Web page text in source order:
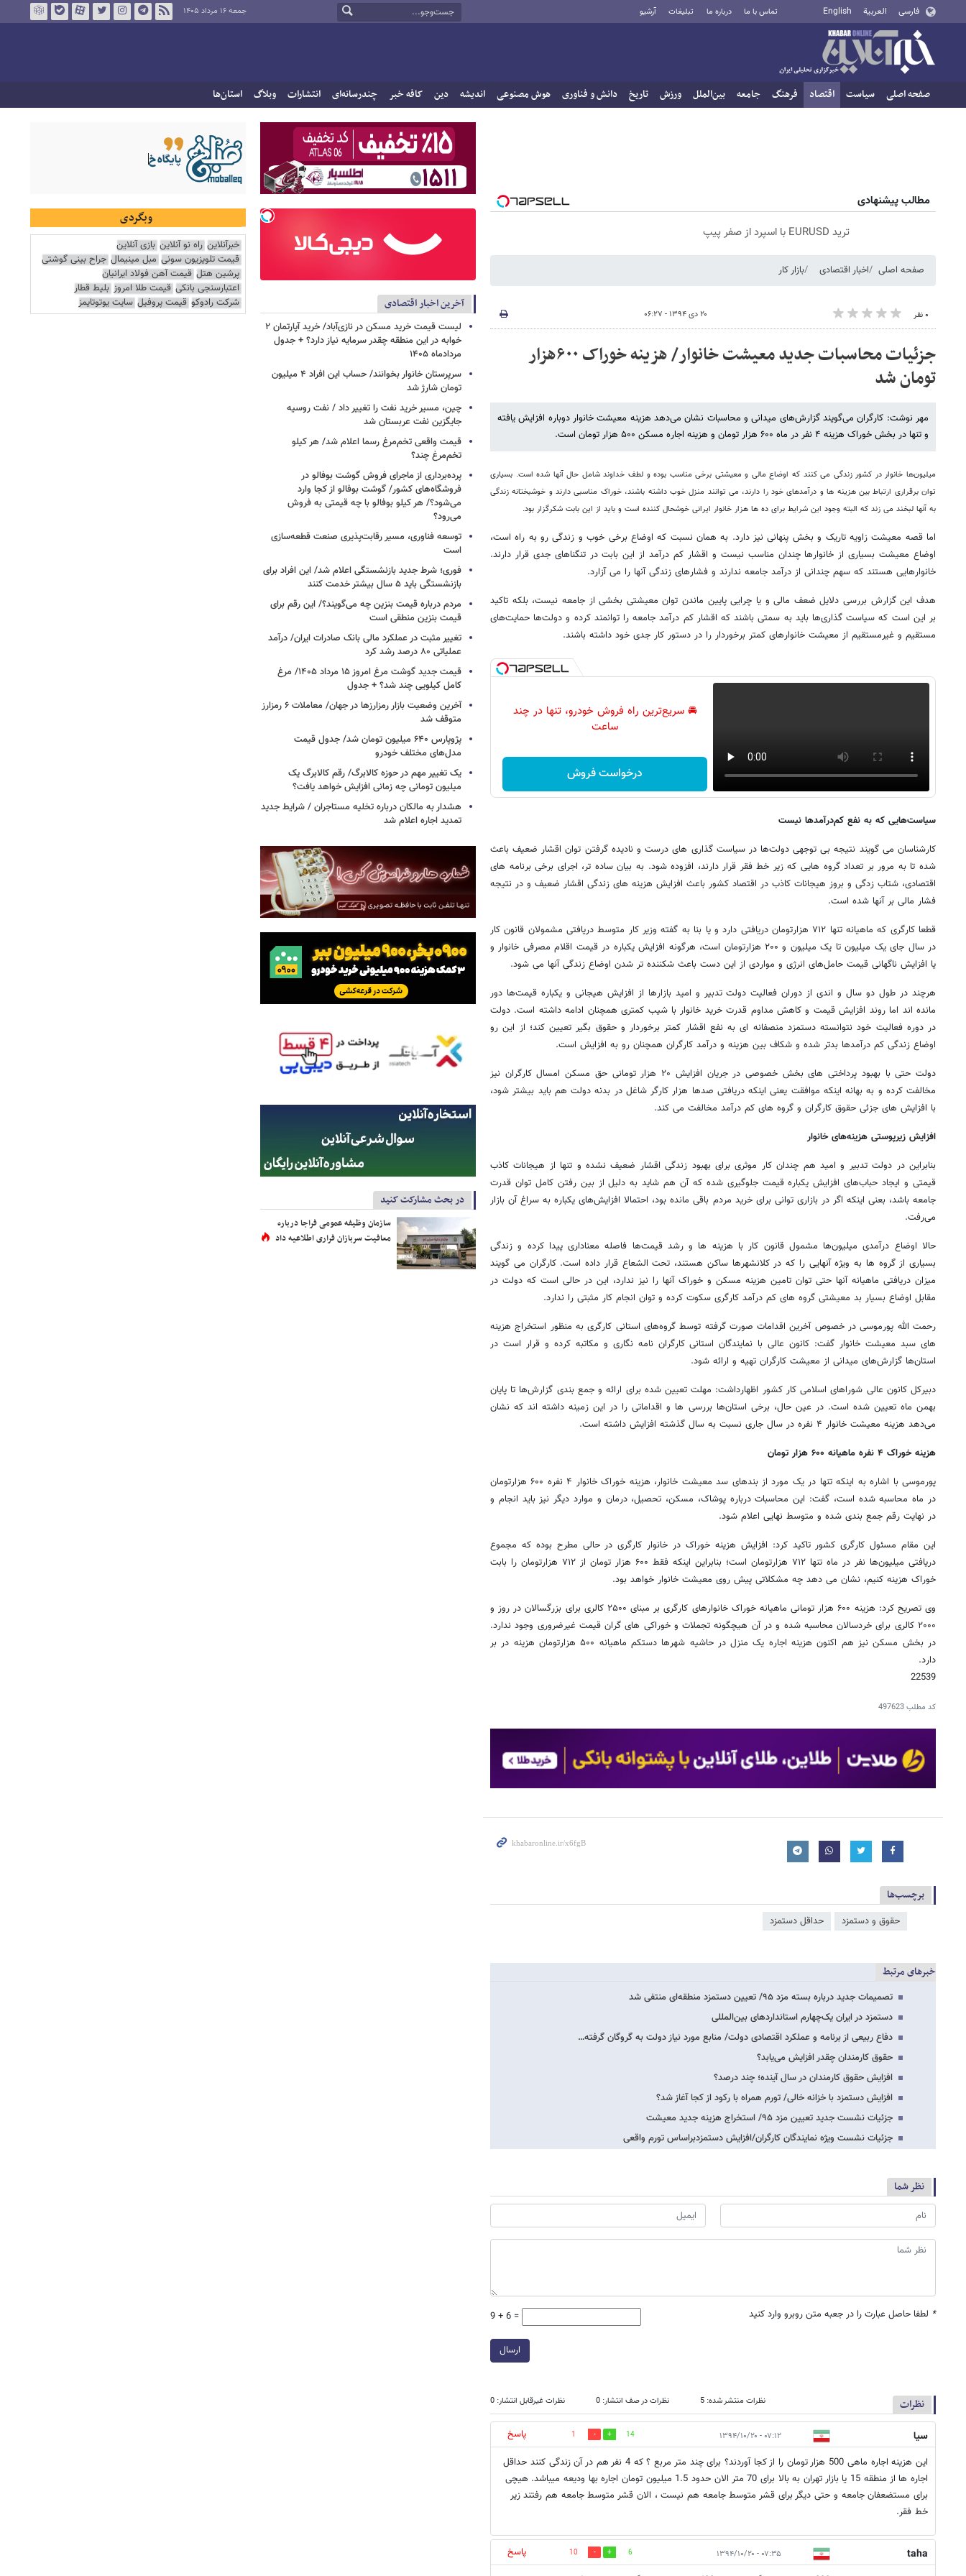
فارسی العربية English تماس با ما درباره ما تبلیغات آرشیو جمعه ۱۶ مرداد ۱۴۰۵
صفحه اصلی سیاست اقتصاد فرهنگ جامعه بین‌الملل ورزش تاریخ دانش و فناوری هوش مصنوعی اندیشه دین کافه خبر چندرسانه‌ای انتشارات وبلاگ استان‌ها
مطالب پیشنهادی
ترید EURUSD با اسپرد از صفر پیپ
صفحه اصلی اخبار اقتصادی بازار کار
۰ نفر ۲۰ دی ۱۳۹۴ - ۰۶:۲۷
جزئیات محاسبات جدید معیشت خانوار/ هزینه خوراک ۶۰۰هزار
تومان شد
مهر نوشت: کارگران می‌گویند گزارش‌های میدانی و محاسبات نشان می‌دهد هزینه معیشت خانوار دوباره افزایش یافته
و تنها در بخش خوراک هزینه ۴ نفر در ماه ۶۰۰ هزار تومان و هزینه اجاره مسکن ۵۰۰ هزار تومان است.
میلیون‌ها خانوار در کشور زندگی می کنند که اوضاع مالی و معیشتی برخی مناسب بوده و لطف خداوند شامل حال آنها شده است. بسیاری
توان برقراری ارتباط بین هزینه ها و درآمدهای خود را دارند، می توانند منزل خوب داشته باشند، خوراک مناسبی دارند و خوشبختانه زندگی
به آنها لبخند می زند که البته وجود این شرایط برای ده ها هزار خانوار ایرانی خوشحال کننده است و باید از این بابت شکرگزار بود.
اما قصه معیشت زاویه تاریک و بخش پنهانی نیز دارد. به همان نسبت که اوضاع برخی خوب و زندگی رو به راه است،
اوضاع معیشت بسیاری از خانوارها چندان مناسب نیست و اقشار کم درآمد از این بابت در تنگناهای جدی قرار دارند.
خانوارهایی هستند که سهم چندانی از درآمد جامعه ندارند و فشارهای زندگی آنها را می آزارد.
هدف این گزارش بررسی دلایل ضعف مالی و یا چرایی پایین ماندن توان معیشتی بخشی از جامعه نیست، بلکه تاکید
بر این است که سیاست گذاری‌ها باید به سمتی باشند که اقشار کم درآمد جامعه را توانمند کرده و دولت‌ها حمایت‌های
مستقیم و غیرمستقیم از معیشت خانوارهای کمتر برخوردار را در دستور کار جدی خود داشته باشند.
🚘 سریع‌ترین راه فروش خودرو، تنها در چند
ساعت
درخواست فروش
سیاست‌هایی که به نفع کم‌درآمدها نیست
کارشناسان می گویند نتیجه بی توجهی دولت‌ها در سیاست گذاری های درست و نادیده گرفتن توان اقشار ضعیف باعث
شده تا به مرور بر تعداد گروه هایی که زیر خط فقر قرار دارند، افزوده شود. به بیان ساده تر، اجرای برخی برنامه های
اقتصادی، شتاب زدگی و بروز هیجانات کاذب در اقتصاد کشور باعث افزایش هزینه های زندگی اقشار ضعیف و در نتیجه
فشار مالی بر آنها شده است.
قطعا کارگری که ماهیانه تنها ۷۱۲ هزارتومان دریافتی دارد و یا بنا به گفته وزیر کار متوسط دریافتی مشمولان قانون کار
در سال جای یک میلیون تا یک میلیون و ۲۰۰ هزارتومان است، هرگونه افزایش یکباره در قیمت اقلام مصرفی خانوار و
یا افزایش ناگهانی قیمت حامل‌های انرژی و مواردی از این دست باعث شکننده تر شدن اوضاع زندگی آنها می شود.
هرچند در طول دو سال و اندی از دوران فعالیت دولت تدبیر و امید بازارها از افزایش هیجانی و یکباره قیمت‌ها دور
مانده اند اما روند افزایش قیمت و کاهش مداوم قدرت خرید خانوار با شیب کمتری همچنان ادامه داشته است. دولت
در دوره فعالیت خود نتوانسته دستمزد منصفانه ای به نفع اقشار کمتر برخوردار و حقوق بگیر تعیین کند؛ از این رو
اوضاع زندگی کم درآمدها بدتر شده و شکاف بین هزینه و درآمد کارگران همچنان رو به افزایش است.
دولت حتی با بهبود پرداختی های بخش خصوصی در جریان افزایش ۲۰ هزار تومانی حق مسکن امسال کارگران نیز
مخالفت کرده و به بهانه اینکه موافقت یعنی اینکه دریافتی صدها هزار کارگر شاغل در بدنه دولت هم باید بیشتر شود،
با افزایش های جزئی حقوق کارگران و گروه های کم درآمد مخالفت می کند.
افزایش زیرپوستی هزینه‌های خانوار
بنابراین در دولت تدبیر و امید هم چندان کار موثری برای بهبود زندگی اقشار ضعیف نشده و تنها از هیجانات کاذب
قیمتی و ایجاد حباب‌های افزایش یکباره قیمت جلوگیری شده که آن هم شاید به دلیل از بین رفتن کامل توان قدرت
جامعه باشد، بعنی اینکه اگر در بازاری توانی برای خرید مردم باقی مانده بود، احتمالا افزایش‌های یکباره به سراغ آن بازار
می‌رفت.
حالا اوضاع درآمدی میلیون‌ها مشمول قانون کار با هزینه ها و رشد قیمت‌ها فاصله معناداری پیدا کرده و زندگی
بسیاری از گروه ها به ویژه آنهایی را که در کلانشهرها ساکن هستند، تحت الشعاع قرار داده است. کارگران می گویند
میزان دریافتی ماهیانه آنها حتی توان تامین هزینه مسکن و خوراک آنها را نیز ندارد، این در حالی است که دولت در
مقابل اوضاع بسیار بد معیشتی گروه های کم درآمد کارگری سکوت کرده و توان انجام کار مثبتی را ندارد.
رحمت الله پورموسی در خصوص آخرین اقدامات صورت گرفته توسط گروه‌های استانی کارگری به منظور استخراج هزینه
های سبد معیشت خانوار گفت: کانون عالی با نمایندگان استانی کارگران نامه نگاری و مکاتبه کرده و قرار است در
استان‌ها گزارش‌های میدانی از معیشت کارگران تهیه و ارائه شود.
دبیرکل کانون عالی شوراهای اسلامی کار کشور اظهارداشت: مهلت تعیین شده برای ارائه و جمع بندی گزارش‌ها تا پایان
بهمن ماه تعیین شده است. در عین حال، برخی استان‌ها بررسی ها و اقداماتی را در این زمینه داشته اند که نشان
می‌دهد هزینه معیشت خانوار ۴ نفره در سال جاری نسبت به سال گذشته افزایش داشته است.
هزینه خوراک ۴ نفره ماهیانه ۶۰۰ هزار تومان
پورموسی با اشاره به اینکه تنها در یک مورد از بندهای سد معیشت خانوار، هزینه خوراک خانوار ۴ نفره ۶۰۰ هزارتومان
در ماه محاسبه شده است، گفت: این محاسبات درباره پوشاک، مسکن، تحصیل، درمان و موارد دیگر نیز باید انجام و
در نهایت رقم جمع بندی شده و متوسط نهایی اعلام شود.
این مقام مسئول کارگری کشور تاکید کرد: افزایش هزینه خوراک در خانوار کارگری در حالی مطرح بوده که مجموع
دریافتی میلیون‌ها نفر در ماه تنها ۷۱۲ هزارتومان است؛ بنابراین اینکه فقط ۶۰۰ هزار تومان از ۷۱۲ هزارتومان را بابت
خوراک هزینه کنیم، نشان می دهد چه مشکلاتی پیش روی معیشت خانوار خواهد بود.
وی تصریح کرد: هزینه ۶۰۰ هزار تومانی ماهیانه خوراک خانوارهای کارگری بر مبنای ۲۵۰۰ کالری برای بزرگسالان در روز و
۲۰۰۰ کالری برای خردسالان محاسبه شده و در آن هیچگونه تجملات و خوراکی های گران قیمت غیرضروری وجود ندارد.
در بخش مسکن نیز هم اکنون هزینه اجاره یک منزل در حاشیه شهرها دستکم ماهیانه ۵۰۰ هزارتومان هزینه در بر
دارد.
22539
کد مطلب497623
برچسب‌ها
حقوق و دستمزد حداقل دستمزد
خبرهای مرتبط
تصمیمات جدید درباره بسته مزد ۹۵/ تعیین دستمزد منطقه‌ای منتفی شد
دستمزد در ایران یک‌چهارم استانداردهای بین‌المللی
دفاع ربیعی از برنامه و عملکرد اقتصادی دولت/ منابع مورد نیاز دولت به گروگان گرفته…
حقوق کارمندان چقدر افزایش می‌یابد؟
افزایش حقوق کارمندان در سال آینده؛ چند درصد؟
افزایش دستمزد با خزانه خالی/ تورم همراه با رکود از کجا آغاز شد؟
جزئیات نشست جدید تعیین مزد ۹۵/ استخراج هزینه جدید معیشت
جزئیات نشست ویژه نمایندگان کارگران/افزایش دستمزدبراساس تورم واقعی
نظر شما
* لطفا حاصل عبارت را در جعبه متن روبرو وارد کنید 9 + 6 =
ارسال
نظرات نظرات منتشر شده: 5 نظرات در صف انتشار: 0 نظرات غیرقابل انتشار: 0
سیا ۰۷:۱۲ - ۱۳۹۴/۱۰/۲۰ 14
1
پاسخ
این هزینه اجاره ماهی 500 هزار تومان را از کجا آوردند؟ برای چند متر مربع ؟ که 4 نفر هم در آن زندگی کنند حداقل
اجاره ها از منطقه 15 یا بازار تهران به بالا برای 70 متر الان حدود 1.5 میلیون تومان اجاره بها ودیعه میباشد. هیچی
برای مستضعفان جامعه و حتی دیگر برای قشر متوسط جامعه هم نیست ، الان قشر متوسط جامعه هم رفتند زیر
خط فقر.
taha ۰۷:۳۵ - ۱۳۹۴/۱۰/۲۰ 6
10
پاسخ
آخرین اخبار اقتصادی
لیست قیمت خرید مسکن در نازی‌آباد/ خرید آپارتمان ۲
خوابه در این منطقه چقدر سرمایه نیاز دارد؟ + جدول
مردادماه ۱۴۰۵
سرپرستان خانوار بخوانند/ حساب این افراد ۴ میلیون
تومان شارژ شد
چین، مسیر خرید نفت را تغییر داد / نفت روسیه
جایگزین نفت عربستان شد
قیمت واقعی تخم‌مرغ رسما اعلام شد/ هر کیلو
تخم‌مرغ چند؟
پرده‌برداری از ماجرای فروش گوشت بوفالو در
فروشگاه‌های کشور/ گوشت بوفالو از کجا وارد
می‌شود؟/ هر کیلو بوفالو با چه قیمتی به فروش
می‌رود؟
توسعه فناوری، مسیر رقابت‌پذیری صنعت قطعه‌سازی
است
فوری؛ شرط جدید بازنشستگی اعلام شد/ این افراد برای
بازنشستگی باید ۵ سال بیشتر خدمت کنند
مردم درباره قیمت بنزین چه می‌گویند؟/ این رقم برای
قیمت بنزین منطقی است
تغییر مثبت در عملکرد مالی بانک صادرات ایران/ درآمد
عملیاتی ۸۰ درصد رشد کرد
قیمت جدید گوشت مرغ امروز ۱۵ مرداد ۱۴۰۵/ مرغ
کامل کیلویی چند شد؟ + جدول
آخرین وضعیت بازار رمزارزها در جهان/ معاملات ۶ رمزارز
متوقف شد
پژوپارس ۶۴۰ میلیون تومان شد/ جدول قیمت
مدل‌های مختلف خودرو
یک تغییر مهم در حوزه کالابرگ/ رقم کالابرگ یک
میلیون تومانی چه زمانی افزایش خواهد یافت؟
هشدار به مالکان درباره تخلیه مستاجران / شرایط جدید
تمدید اجاره اعلام شد
در بحث مشارکت کنید
سازمان وظیفه عمومی فراجا درباره
معافیت سربازان فراری اطلاعیه داد
وبگردی
خبرآنلاین راه نو آنلاین بازی آنلاین
قیمت تلویزیون سونی مبل مینیمال جراح بینی گوشتی
پرشین هتل قیمت آهن فولاد ایرانیان
اعتبارسنجی بانکی قیمت طلا امروز بلیط قطار
شرکت رادوکو قیمت پروفیل سایت یوتوتایمز